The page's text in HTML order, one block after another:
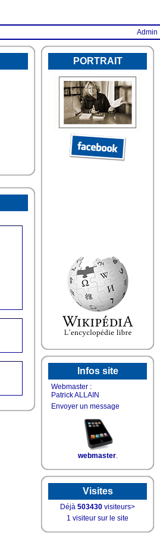
Admin
PORTRAIT
Infos site
Webmaster :
Patrick ALLAIN
Envoyer un message
webmaster.
Visites
Déjà 503430 visiteurs>
1 visiteur sur le site